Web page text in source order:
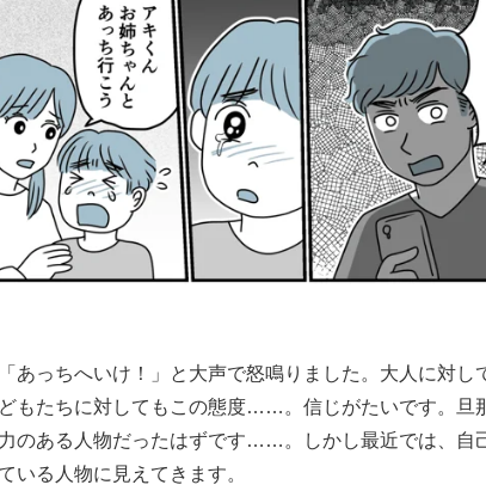
あっちへいけ！」と大声で怒鳴りました。大人に対し
もたちに対してもこの態度……。信じがたいです。旦
のある人物だったはずです……。しかし最近では、自
いる人物に見えてきます。